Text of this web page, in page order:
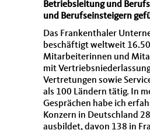
Betriebsleitung und
und Berufseinsteigern
Das Frankenthaler
beschäftigt weltweit
Mitarbeiterinnen und
mit
Vertretungen sowie
als 100 Ländern tätig. In
Gesprächen habe ich
Konzern in Deutschland
ausbildet, davon 138 in